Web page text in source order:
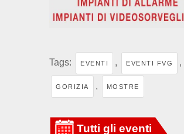
Tags: EVENTI , EVENTI FVG ,
GORIZIA , MOSTRE